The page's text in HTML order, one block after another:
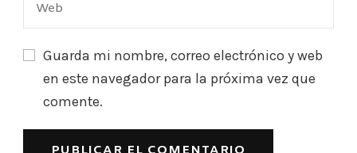
Guarda mi nombre, correo electrónico y web
en este navegador para la próxima vez que
comente.